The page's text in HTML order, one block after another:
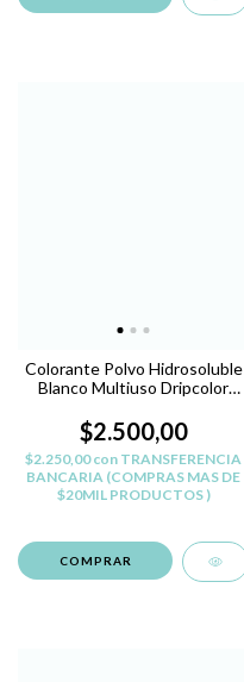
Colorante Polvo Hidrosoluble
Blanco Multiuso Dripcolor
$2.500,00
$2.250,00con TRANSFERENCIA
BANCARIA (COMPRAS MAS DE
$20MIL PRODUCTOS )